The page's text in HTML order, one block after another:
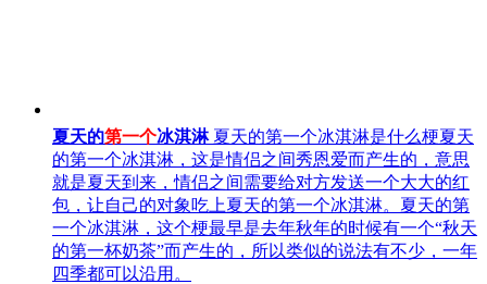
夏天的第一个冰淇淋 夏天的第一个冰淇淋是什么梗夏天
的第一个冰淇淋，这是情侣之间秀恩爱而产生的，意思
就是夏天到来，情侣之间需要给对方发送一个大大的红
包，让自己的对象吃上夏天的第一个冰淇淋。夏天的第
一个冰淇淋，这个梗最早是去年秋年的时候有一个“秋天
的第一杯奶茶”而产生的，所以类似的说法有不少，一年
四季都可以沿用。